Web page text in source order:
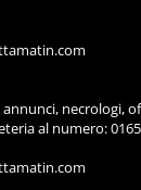
necrologi,
al numero: